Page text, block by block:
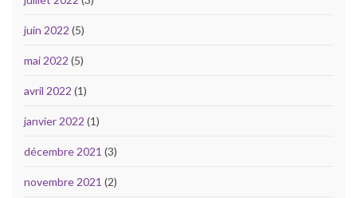
juin 2022 (5)
mai 2022 (5)
avril 2022 (1)
janvier 2022 (1)
décembre 2021 (3)
novembre 2021 (2)